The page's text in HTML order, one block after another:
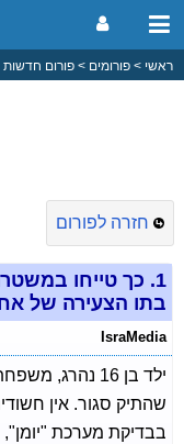
ראשי פורומים פורום חדשות
חזרה לפורום
1. כך טייחו
בתו הצעירה של
IsraMedia
ילד בן 16
שהתיק סגור. אין
בבדיקת מערכת